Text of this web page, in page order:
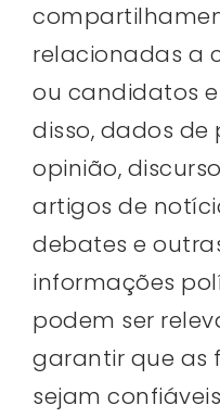
relacionadas a
ou candidatos
disso, dados de
opinião,
artigos de
debates e
informações
podem ser
garantir que as
sejam